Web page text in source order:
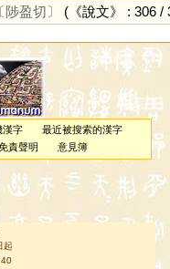
〔陟盈切〕 (《說文》 : 306 /
漢字
最近被搜索的漢字
責聲明 意見簿
起